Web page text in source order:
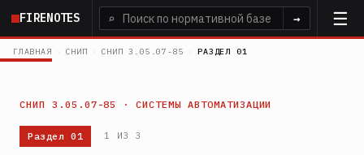
Перейти
основному
FIRENOTES ⌕ →
ГЛАВНАЯ › СНИП › СНИП 3.05.07-85 › РАЗДЕЛ 01
СНИП 3.05.07-85 · СИСТЕМЫ АВТОМАТИЗАЦИИ
Раздел 01 1 ИЗ 3